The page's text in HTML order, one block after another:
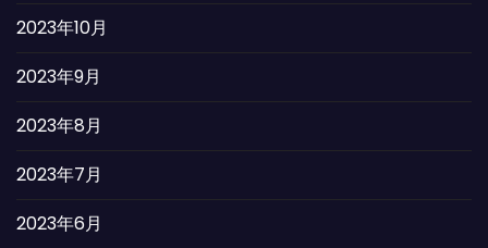
2023年10月
2023年9月
2023年8月
2023年7月
2023年6月